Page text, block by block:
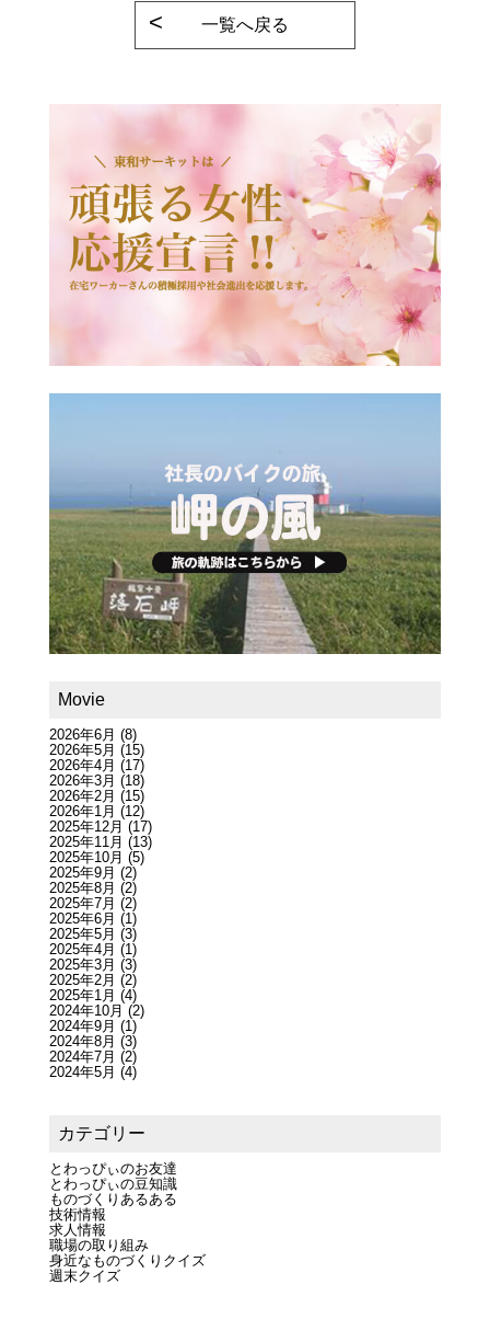
一覧へ戻る
Movie
2026年6月 (8)
2026年5月 (15)
2026年4月 (17)
2026年3月 (18)
2026年2月 (15)
2026年1月 (12)
2025年12月 (17)
2025年11月 (13)
2025年10月 (5)
2025年9月 (2)
2025年8月 (2)
2025年7月 (2)
2025年6月 (1)
2025年5月 (3)
2025年4月 (1)
2025年3月 (3)
2025年2月 (2)
2025年1月 (4)
2024年10月 (2)
2024年9月 (1)
2024年8月 (3)
2024年7月 (2)
2024年5月 (4)
カテゴリー
とわっぴぃのお友達
とわっぴぃの豆知識
ものづくりあるある
技術情報
求人情報
職場の取り組み
身近なものづくりクイズ
週末クイズ